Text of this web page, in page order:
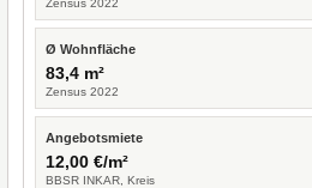
Zensus 2022
Ø Wohnfläche
83,4 m²
Zensus 2022
Angebotsmiete
12,00 €/m²
BBSR INKAR, Kreis